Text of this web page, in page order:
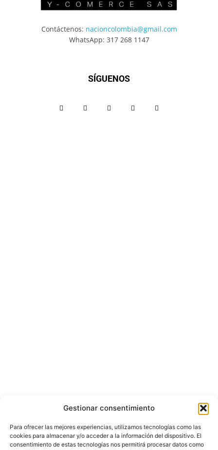
Gestionar consentimiento
Para ofrecer las mejores experiencias, utilizamos tecnologías como las
cookies para almacenar y/o acceder a la información del dispositivo. El
consentimiento de estas tecnologías nos permitirá procesar datos como
Contáctenos: nacioncolombia@gmail.com
WhatsApp: 317 268 1147
SÍGUENOS